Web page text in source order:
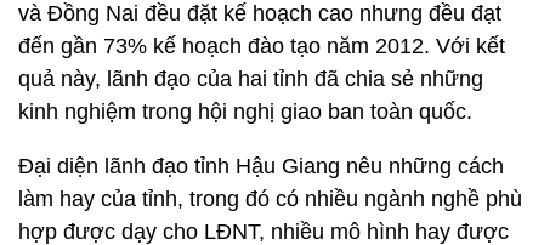
và Đồng Nai đều đặt kế hoạch cao nhưng đều đạt
đến gần 73% kế hoạch đào tạo năm 2012. Với kết
quả này, lãnh đạo của hai tỉnh đã chia sẻ những
kinh nghiệm trong hội nghị giao ban toàn quốc.
Đại diện lãnh đạo tỉnh Hậu Giang nêu những cách
làm hay của tỉnh, trong đó có nhiều ngành nghề phù
hợp được dạy cho LĐNT, nhiều mô hình hay được